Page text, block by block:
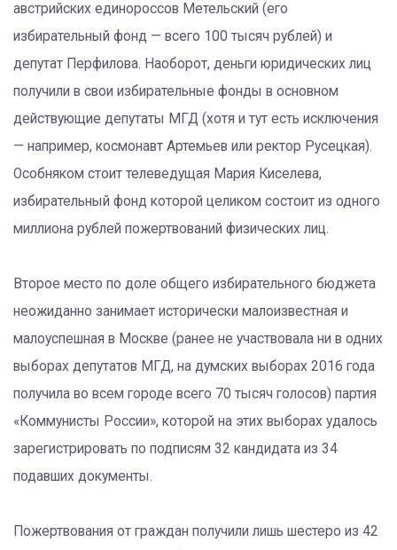
австрийских единороссов Метельский (его
избирательный фонд — всего 100 тысяч рублей) и
депутат Перфилова. Наоборот, деньги юридических лиц
получили в свои избирательные фонды в основном
действующие депутаты МГД (хотя и тут есть исключения
— например, космонавт Артемьев или ректор Русецкая).
Особняком стоит телеведущая Мария Киселева,
избирательный фонд которой целиком состоит из одного
миллиона рублей пожертвований физических лиц.
Второе место по доле общего избирательного бюджета
неожиданно занимает исторически малоизвестная и
малоуспешная в Москве (ранее не участвовала ни в одних
выборах депутатов МГД, на думских выборах 2016 года
получила во всем городе всего 70 тысяч голосов) партия
«Коммунисты России», которой на этих выборах удалось
зарегистрировать по подписям 32 кандидата из 34
подавших документы.
Пожертвования от граждан получили лишь шестеро из 42